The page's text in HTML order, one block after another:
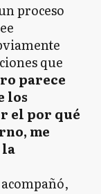
proceso
que
parece
los
el por qué
me
la